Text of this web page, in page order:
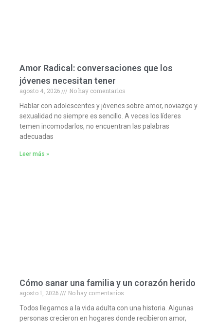
Amor Radical: conversaciones que los
jóvenes necesitan tener
agosto 4, 2026
No hay comentarios
Hablar con adolescentes y jóvenes sobre amor, noviazgo y
sexualidad no siempre es sencillo. A veces los líderes
temen incomodarlos, no encuentran las palabras
adecuadas
Leer más »
Cómo sanar una familia y un corazón herido
agosto 1, 2026
No hay comentarios
Todos llegamos a la vida adulta con una historia. Algunas
personas crecieron en hogares donde recibieron amor,